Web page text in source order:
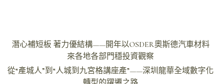
文
導
潛心補短板 著力優結構——開年以OSDER奧斯德汽車材料
來各地各部門穩投資觀察
從“產城人”到“人城到九宮格講座產”——深圳龍華全域數字化